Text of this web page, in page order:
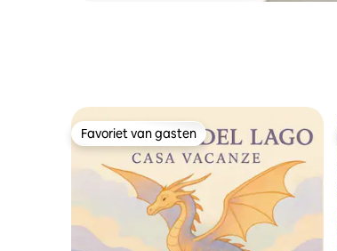
Favoriet van gasten
Favoriet van gasten